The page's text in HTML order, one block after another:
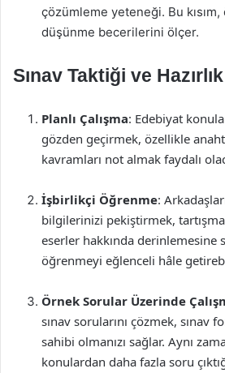
çözümleme yeteneği. Bu
düşünme becerilerini ölçer.
Sınav Taktiği ve
Planlı Çalışma: Edebiyat
gözden geçirmek, özellikle
kavramları not almak faydalı
İşbirlikçi Öğrenme:
bilgilerinizi pekiştirmek,
eserler hakkında derinlemesine
öğrenmeyi eğlenceli hâle
Örnek Sorular Üzerinde
sınav sorularını çözmek, sınav
sahibi olmanızı sağlar. Aynı
konulardan daha fazla soru